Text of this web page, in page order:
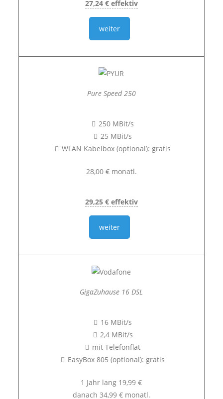
27,24 € effektiv
weiter
Pure Speed 250
250 MBit/s
25 MBit/s
WLAN Kabelbox (optional): gratis
28,00 € monatl.
29,25 € effektiv
weiter
GigaZuhause 16 DSL
16 MBit/s
2,4 MBit/s
mit Telefonflat
EasyBox 805 (optional): gratis
1 Jahr lang 19,99 €
danach 34,99 € monatl.